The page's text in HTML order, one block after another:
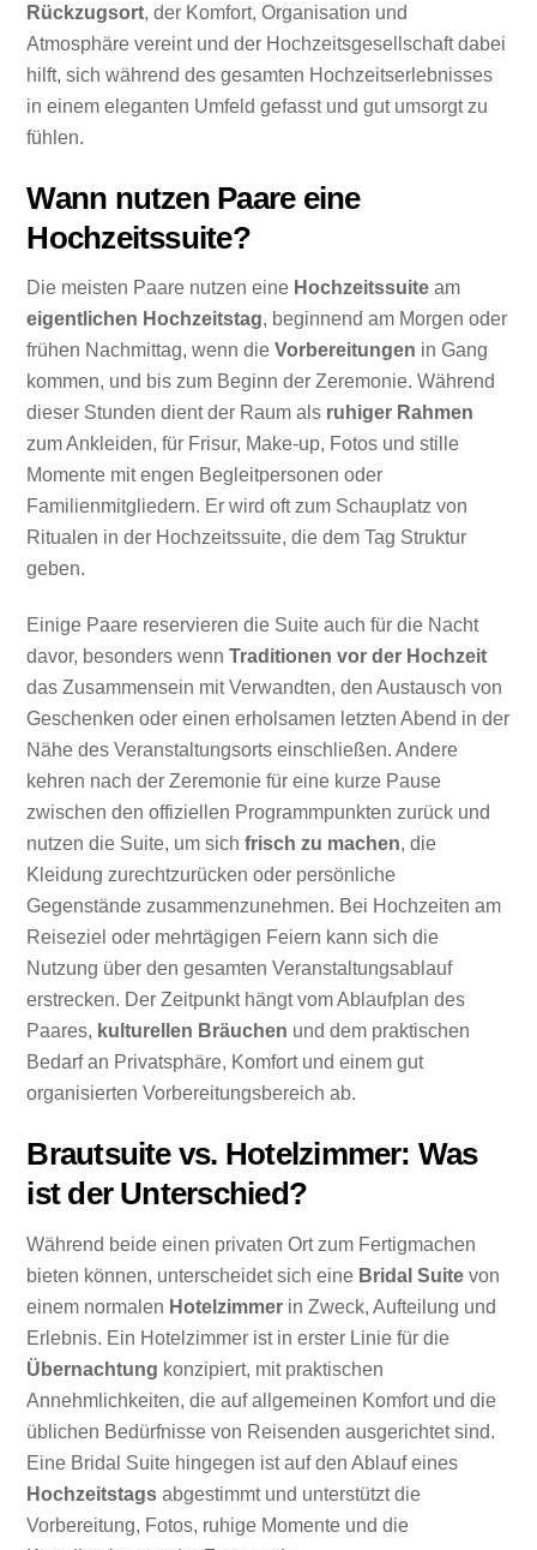
Rückzugsort, der Komfort, Organisation und
Atmosphäre vereint und der Hochzeitsgesellschaft dabei
hilft, sich während des gesamten Hochzeitserlebnisses
in einem eleganten Umfeld gefasst und gut umsorgt zu
fühlen.
Wann nutzen Paare eine
Hochzeitssuite?
Die meisten Paare nutzen eine Hochzeitssuite am
eigentlichen Hochzeitstag, beginnend am Morgen oder
frühen Nachmittag, wenn dieVorbereitungen in Gang
kommen, und bis zum Beginn der Zeremonie. Während
dieser Stunden dient der Raum als ruhiger Rahmen
zum Ankleiden, für Frisur, Make-up, Fotos und stille
Momente mit engen Begleitpersonen oder
Familienmitgliedern. Er wird oft zum Schauplatz von
Ritualen in der Hochzeitssuite, die dem Tag Struktur
geben.
Einige Paare reservieren die Suite auch für die Nacht
davor, besonders wennTraditionen vor der Hochzeit
das Zusammensein mit Verwandten, den Austausch von
Geschenken oder einen erholsamen letzten Abend in der
Nähe des Veranstaltungsorts einschließen. Andere
kehren nach der Zeremonie für eine kurze Pause
zwischen den offiziellen Programmpunkten zurück und
nutzen die Suite, um sichfrisch zu machen, die
Kleidung zurechtzurücken oder persönliche
Gegenstände zusammenzunehmen. Bei Hochzeiten am
Reiseziel oder mehrtägigen Feiern kann sich die
Nutzung über den gesamten Veranstaltungsablauf
erstrecken. Der Zeitpunkt hängt vom Ablaufplan des
Paares, kulturellen Bräuchen und dem praktischen
Bedarf an Privatsphäre, Komfort und einem gut
organisierten Vorbereitungsbereich ab.
Brautsuite vs. Hotelzimmer: Was
ist der Unterschied?
Während beide einen privaten Ort zum Fertigmachen
bieten können, unterscheidet sich eine Bridal Suite von
einem normalen Hotelzimmer in Zweck, Aufteilung und
Erlebnis. Ein Hotelzimmer ist in erster Linie für die
Übernachtung konzipiert, mit praktischen
Annehmlichkeiten, die auf allgemeinen Komfort und die
üblichen Bedürfnisse von Reisenden ausgerichtet sind.
Eine Bridal Suite hingegen ist auf den Ablauf eines
Hochzeitstags abgestimmt und unterstützt die
Vorbereitung, Fotos, ruhige Momente und die